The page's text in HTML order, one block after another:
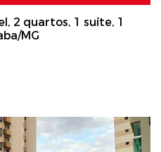
2 quartos, 1 suíte, 1
MG